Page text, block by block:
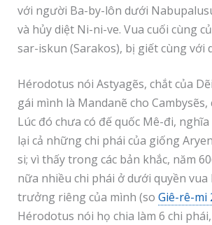
với người Ba-by-lôn dưới
và hủy diệt Ni-ni-ve. Vua cuối cùng
sar-iskun (Sarakos), bị giết cùng với
Hérodotus nói Astyagẽs, chắt của
gái mình là Mandanẽ cho Cambysẽs,
Lúc đó chưa có đế quốc Mê-đi,
lại cả những chi phái của giống
si; vì thấy trong các bản khắc, năm
nữa nhiều chi phái ở dưới quyền vua
trưởng riêng của mình (so Giê-rê-mi
Hérodotus nói họ chia làm 6 chi